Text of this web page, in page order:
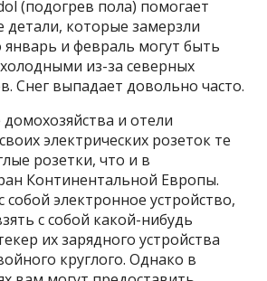
(подогрев пола) помогает
детали, которые замерзли
и февраль могут быть
из-за северных
Снег выпадает довольно часто.
и отели
электрических розеток те
розетки, что и в
Континентальной Европы.
собой электронное устройство,
с собой какой-нибудь
их зарядного устройства
круглого. Однако в